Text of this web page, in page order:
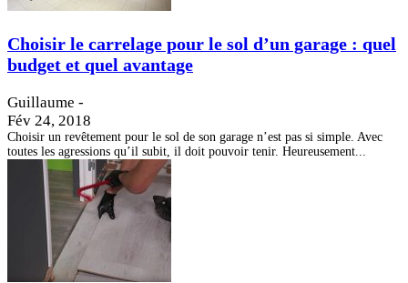
Choisir le carrelage pour le sol d’un garage : quel
budget et quel avantage
Guillaume -
Fév 24, 2018
Choisir un revêtement pour le sol de son garage n’est pas si simple. Avec
toutes les agressions qu’il subit, il doit pouvoir tenir. Heureusement...